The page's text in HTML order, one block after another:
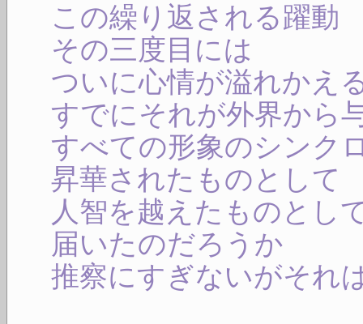
この繰り返される躍動
その三度目には
ついに心情が溢れかえ
すでにそれが外界から
すべての形象のシンク
昇華されたものとして
人智を越えたものとし
届いたのだろうか
推察にすぎないがそれ